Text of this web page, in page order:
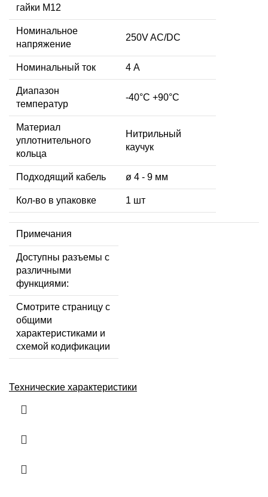
гайки M12
Номинальное
напряжение
250V AC/DC
Номинальный ток 4 А
Диапазон
температур
-40°C +90°C
Материал
уплотнительного
кольца
Нитрильный
каучук
Подходящий кабель ø 4 - 9 мм
Кол-во в упаковке 1 шт
Примечания
Доступны разъемы с
различными
функциями:
Смотрите страницу с
общими
характеристиками и
схемой кодификации
Технические характеристики